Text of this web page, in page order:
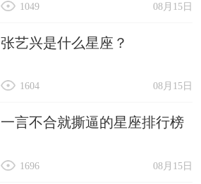
08月15日
1049
张艺兴是什么星座？
08月15日
1604
一言不合就撕逼的星座排行榜
08月15日
1696